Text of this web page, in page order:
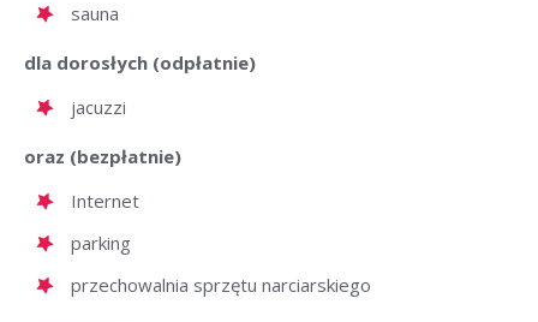
sauna
dla dorosłych (odpłatnie)
jacuzzi
oraz (bezpłatnie)
Internet
parking
przechowalnia sprzętu narciarskiego